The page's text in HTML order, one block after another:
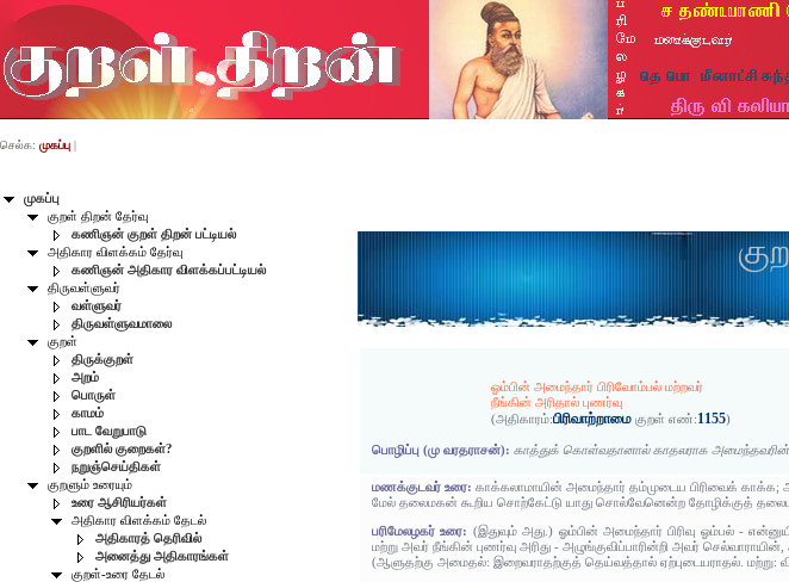
முகப்பு
குறள் திறன் தேர்வு
கணிஞன் குறள் திறன் பட்டியல்
அதிகார விளக்கம் தேர்வு
கணிஞன் அதிகார விளக்கப்பட்டியல்
திருவள்ளுவர்
வள்ளுவர்
திருவள்ளுவமாலை
குறள்
திருக்குறள்
அறம்
பொருள்
காமம்
பாட வேறுபாடு
குறளில் குறைகள்?
நறுஞ்செய்திகள்
குறளும் உரையும்
உரை ஆசிரியர்கள்
அதிகார விளக்கம் தேடல்
அதிகாரத் தெரிவில்
அனைத்து அதிகாரங்கள்
குறள்-உரை தேடல்
செல்க: முகப்பு |
ஓம்பின் அமைந்தார் பிரிவோம்பல் மற்றவர்
நீங்கின் அரிதால் புணர்வு
(அதிகாரம்:பிரிவாற்றாமை குறள் எண்:1155)
பொழிப்பு (மு வரதராசன்):காத்துக் கொள்வதானால் காதலராக அமைந்தவரின்
மணக்குடவர் உரை:காக்கலாமாயின் அமைந்தார் தம்முடைய பிரிவைக் காக்க; அவர்
மேல் தலைமகன் கூறிய சொற்கேட்டு யாது சொல்வேனென்ற தோழிக்குத்
பரிமேலழகர் உரை: (இதுவும் அது.) ஓம்பின் அமைந்தார் பிரிவு ஓம்பல் -
மற்று அவர் நீங்கின் புணர்வு அரிது - அழுங்குவிப்பாரின்றி அவர்
(ஆளுதற்கு அமைதல்: இறைவராதற்குத் தெய்வத்தால் ஏற்புடையராதல். மற்று: